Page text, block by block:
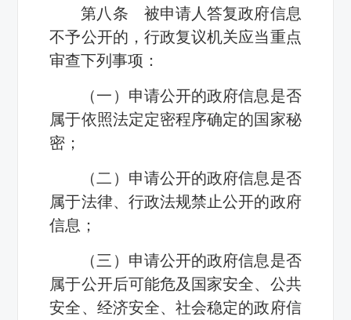
第八条 被申请人答复政府信息
不予公开的，行政复议机关应当重点
审查下列事项：
（一）申请公开的政府信息是否
属于依照法定定密程序确定的国家秘
密；
（二）申请公开的政府信息是否
属于法律、行政法规禁止公开的政府
信息；
（三）申请公开的政府信息是否
属于公开后可能危及国家安全、公共
安全、经济安全、社会稳定的政府信